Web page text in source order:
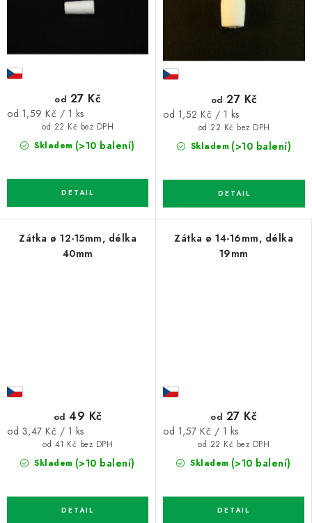
Skladem (>10 balení)
od 22 Kč bez DPH
od 27 Kč
Měrná
od 1,59 Kč / 1 ks
Skladem (>10 balení)
od 22 Kč bez DPH
od 27 Kč
Měrná
od 1,52 Kč / 1 ks
Zátka ø 12-15mm, délka
40mm
Skladem (>10 balení)
od 41 Kč bez DPH
od 49 Kč
Měrná
od 3,47 Kč / 1 ks
Zátka ø 14-16mm, délka
19mm
Skladem (>10 balení)
od 22 Kč bez DPH
od 27 Kč
Měrná
od 1,57 Kč / 1 ks